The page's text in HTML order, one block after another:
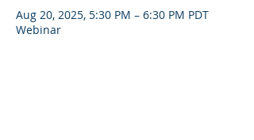
Aug 20, 2025, 5:30 PM – 6:30 PM PDT
Webinar